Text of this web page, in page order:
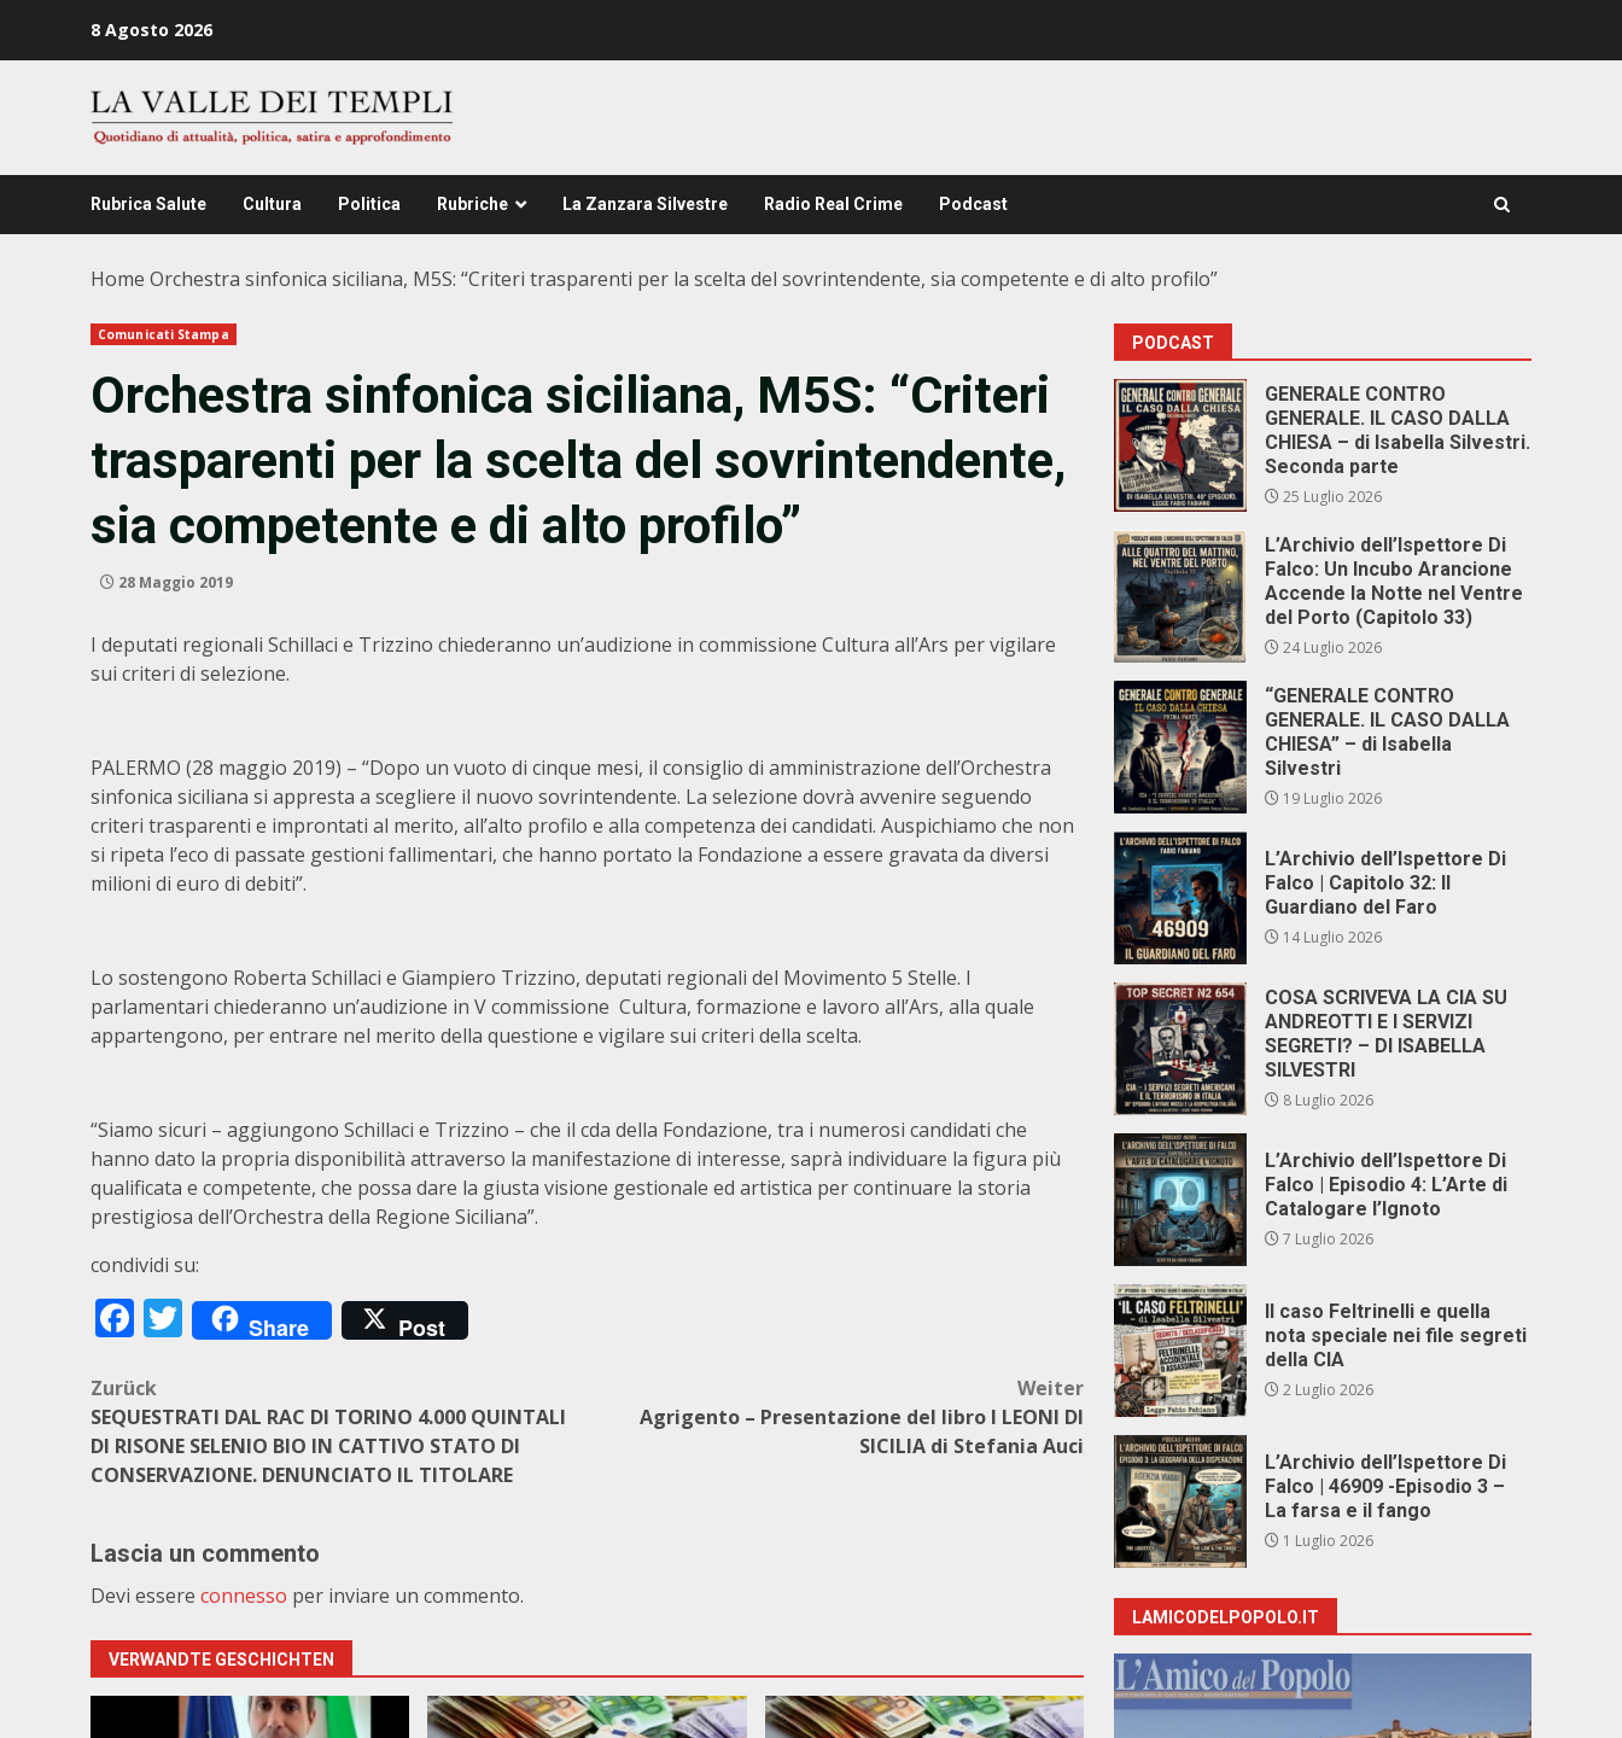
8 Agosto 2026
Rubrica Salute Cultura Politica Rubriche La Zanzara Silvestre Radio Real Crime Podcast
Home Orchestra sinfonica siciliana, M5S: “Criteri trasparenti per la scelta del sovrintendente, sia competente e di alto profilo”
Comunicati Stampa
Orchestra sinfonica siciliana, M5S: “Criteri
trasparenti per la scelta del sovrintendente,
sia competente e di alto profilo”
28 Maggio 2019
I deputati regionali Schillaci e Trizzino chiederanno un’audizione in commissione Cultura all’Ars per vigilare
sui criteri di selezione.
PALERMO (28 maggio 2019) – “Dopo un vuoto di cinque mesi, il consiglio di amministrazione dell’Orchestra
sinfonica siciliana si appresta a scegliere il nuovo sovrintendente. La selezione dovrà avvenire seguendo
criteri trasparenti e improntati al merito, all’alto profilo e alla competenza dei candidati. Auspichiamo che non
si ripeta l’eco di passate gestioni fallimentari, che hanno portato la Fondazione a essere gravata da diversi
milioni di euro di debiti”.
Lo sostengono Roberta Schillaci e Giampiero Trizzino, deputati regionali del Movimento 5 Stelle. I
parlamentari chiederanno un’audizione in V commissione Cultura, formazione e lavoro all’Ars, alla quale
appartengono, per entrare nel merito della questione e vigilare sui criteri della scelta.
“Siamo sicuri – aggiungono Schillaci e Trizzino – che il cda della Fondazione, tra i numerosi candidati che
hanno dato la propria disponibilità attraverso la manifestazione di interesse, saprà individuare la figura più
qualificata e competente, che possa dare la giusta visione gestionale ed artistica per continuare la storia
prestigiosa dell’Orchestra della Regione Siciliana”.
condividi su:
Facebook
Twitter
Share Post
Beitragsnavigation
Zurück
SEQUESTRATI DAL RAC DI TORINO 4.000 QUINTALI
DI RISONE SELENIO BIO IN CATTIVO STATO DI
CONSERVAZIONE. DENUNCIATO IL TITOLARE
Weiter
Agrigento – Presentazione del libro I LEONI DI
SICILIA di Stefania Auci
Lascia un commento
Devi essere connesso per inviare un commento.
VERWANDTE GESCHICHTEN
PODCAST
GENERALE CONTRO
GENERALE. IL CASO DALLA
CHIESA – di Isabella Silvestri.
Seconda parte
25 Luglio 2026
L’Archivio dell’Ispettore Di
Falco: Un Incubo Arancione
Accende la Notte nel Ventre
del Porto (Capitolo 33)
24 Luglio 2026
“GENERALE CONTRO
GENERALE. IL CASO DALLA
CHIESA” – di Isabella
Silvestri
19 Luglio 2026
L’Archivio dell’Ispettore Di
Falco | Capitolo 32: Il
Guardiano del Faro
14 Luglio 2026
COSA SCRIVEVA LA CIA SU
ANDREOTTI E I SERVIZI
SEGRETI? – DI ISABELLA
SILVESTRI
8 Luglio 2026
L’Archivio dell’Ispettore Di
Falco | Episodio 4: L’Arte di
Catalogare l’Ignoto
7 Luglio 2026
Il caso Feltrinelli e quella
nota speciale nei file segreti
della CIA
2 Luglio 2026
L’Archivio dell’Ispettore Di
Falco | 46909 -Episodio 3 –
La farsa e il fango
1 Luglio 2026
LAMICODELPOPOLO.IT